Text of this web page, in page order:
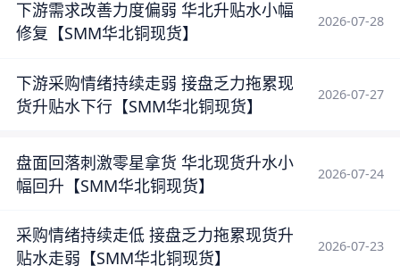
下游需求改善力度偏弱 华北升贴水小幅
修复【SMM华北铜现货】
2026-07-28
下游采购情绪持续走弱 接盘乏力拖累现
货升贴水下行【SMM华北铜现货】
2026-07-27
盘面回落刺激零星拿货 华北现货升水小
幅回升【SMM华北铜现货】
2026-07-24
采购情绪持续走低 接盘乏力拖累现货升
贴水走弱【SMM华北铜现货】
2026-07-23